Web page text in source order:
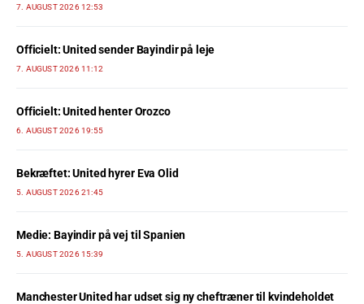
7. AUGUST 2026 12:53
Officielt: United sender Bayindir på leje
7. AUGUST 2026 11:12
Officielt: United henter Orozco
6. AUGUST 2026 19:55
Bekræftet: United hyrer Eva Olid
5. AUGUST 2026 21:45
Medie: Bayindir på vej til Spanien
5. AUGUST 2026 15:39
Manchester United har udset sig ny cheftræner til kvindeholdet